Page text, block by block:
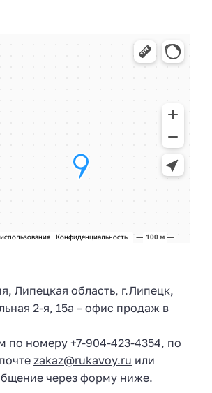
, Липецкая область, г.Липецк,
2-я, 15а – офис продаж в
по номеру +7-904-423-4354, по
zakaz@rukavoy.ru или
через форму ниже.